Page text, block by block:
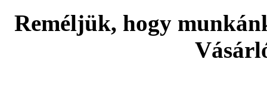
Reméljük, hogy